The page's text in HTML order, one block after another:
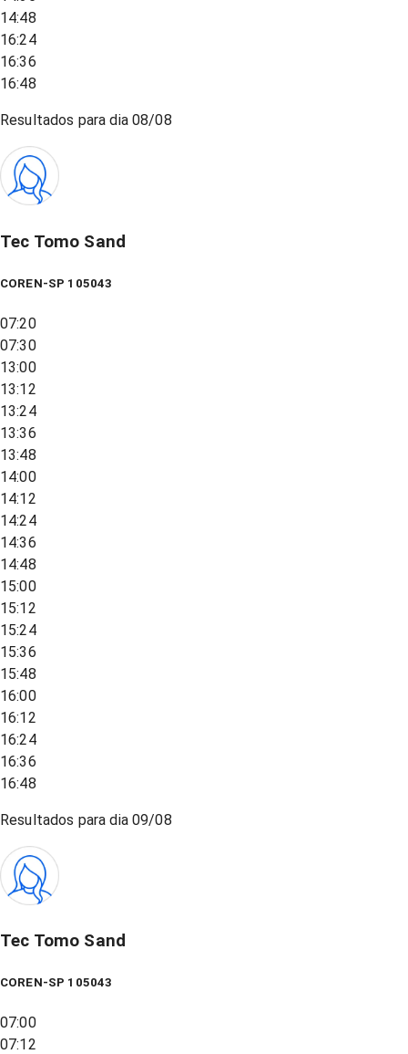
14:48
16:24
16:36
16:48
Resultados para dia08/08
Tec Tomo Sand
COREN-SP 105043
07:20
07:30
13:00
13:12
13:24
13:36
13:48
14:00
14:12
14:24
14:36
14:48
15:00
15:12
15:24
15:36
15:48
16:00
16:12
16:24
16:36
16:48
Resultados para dia09/08
Tec Tomo Sand
COREN-SP 105043
07:00
07:12